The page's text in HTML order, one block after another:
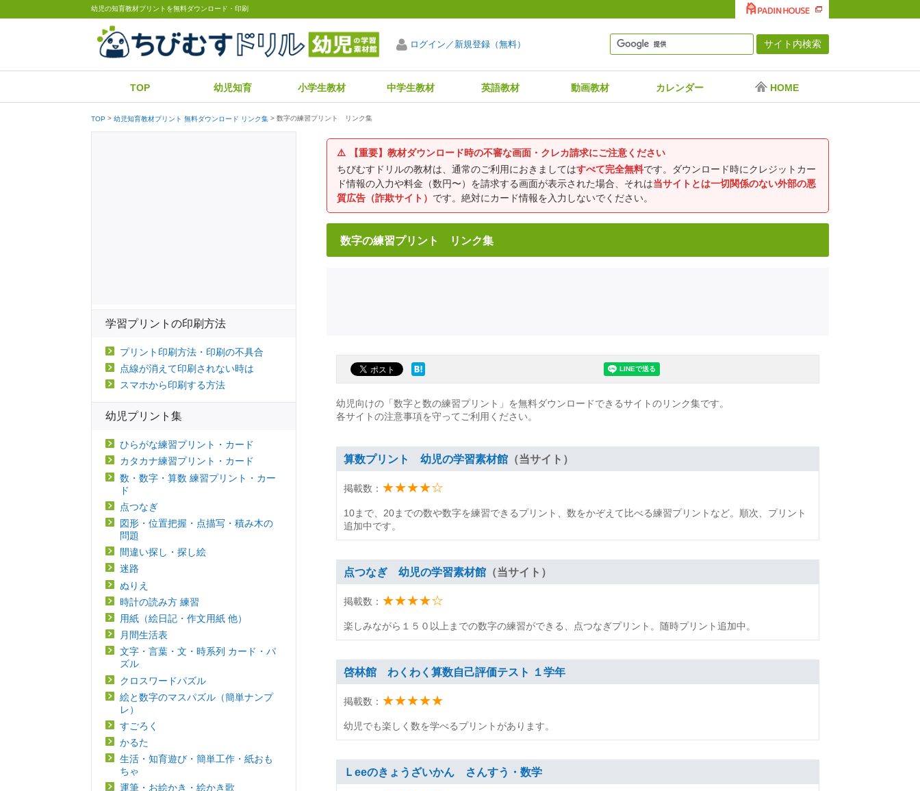
幼児の知育教材プリントを無料ダウンロード・印刷
ログイン／新規登録（無料）
TOP 幼児知育 小学生教材 中学生教材 英語教材 動画教材 カレンダー HOME
TOP 幼児知育教材プリント 無料ダウンロード リンク集 数字の練習プリント リンク集
⚠️
【重要】教材ダウンロード時の不審な画面・クレカ請求にご注意ください
ちびむすドリルの教材は、通常のご利用におきましてはすべて完全無料です。ダウンロード時にクレジットカー
ド情報の入力や料金（数円〜）を請求する画面が表示された場合、それは当サイトとは一切関係のない外部の悪
質広告（詐欺サイト） です。絶対にカード情報を入力しないでください。
数字の練習プリント リンク集
幼児向けの「数字と数の練習プリント」を無料ダウンロードできるサイトのリンク集です。
各サイトの注意事項を守ってご利用ください。
算数プリント 幼児の学習素材館 （当サイト）
掲載数： ★★★★☆
10まで、20までの数や数字を練習できるプリント、数をかぞえて比べる練習プリントなど。順次、プリント
追加中です。
点つなぎ 幼児の学習素材館 （当サイト）
掲載数： ★★★★☆
楽しみながら１５０以上までの数字の練習ができる、点つなぎプリント。随時プリント追加中。
啓林館 わくわく算数自己評価テスト １学年
掲載数： ★★★★★
幼児でも楽しく数を学べるプリントがあります。
Ｌeeのきょうざいかん さんすう・数学
学習プリントの印刷方法
プリント印刷方法・印刷の不具合
点線が消えて印刷されない時は
スマホから印刷する方法
幼児プリント集
ひらがな練習プリント・カード
カタカナ練習プリント・カード
数・数字・算数 練習プリント・カー
ド
点つなぎ
図形・位置把握・点描写・積み木の
問題
間違い探し・探し絵
迷路
ぬりえ
時計の読み方 練習
用紙（絵日記・作文用紙 他）
月間生活表
文字・言葉・文・時系列 カード・パ
ズル
クロスワードパズル
絵と数字のマスパズル（簡単ナンプ
レ）
すごろく
かるた
生活・知育遊び・簡単工作・紙おも
ちゃ
運筆・お絵かき・絵かき歌